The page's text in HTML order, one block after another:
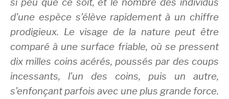
d’une espèce s’élève rapidement à un chiffre
prodigieux. Le visage de la nature peut être
comparé à une surface friable, où se pressent
dix milles coins acérés, poussés par des coups
incessants, l’un des coins, puis un autre,
s’enfonçant parfois avec une plus grande force.